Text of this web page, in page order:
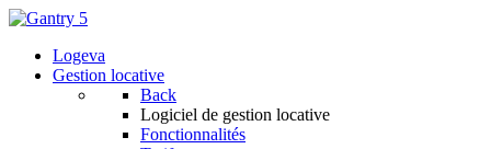
Logeva
Gestion locative
Back
Logiciel de gestion locative
Fonctionnalités